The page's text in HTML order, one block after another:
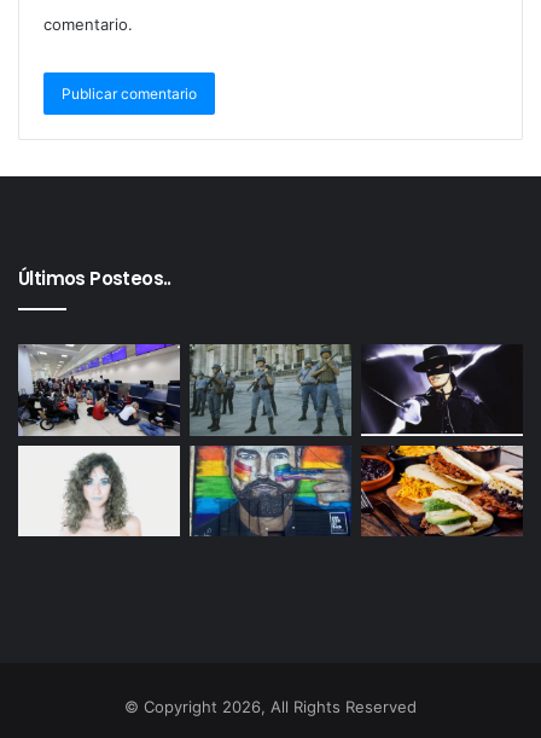
comentario.
Últimos Posteos..
© Copyright 2026, All Rights Reserved